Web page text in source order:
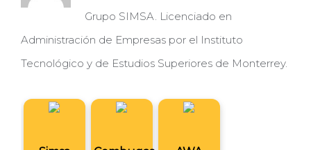
Grupo SIMSA. Licenciado en
Administración de Empresas por el Instituto
Tecnológico y de Estudios Superiores de Monterrey.